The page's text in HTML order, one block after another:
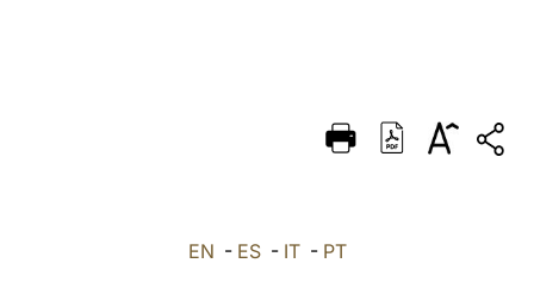
DEUTSCH
EN - ES- IT- PT